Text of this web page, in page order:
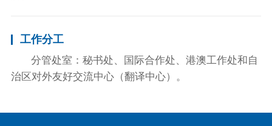
工作分工
分管处室：秘书处、国际合作处、港澳工作处和自
治区对外友好交流中心（翻译中心）。